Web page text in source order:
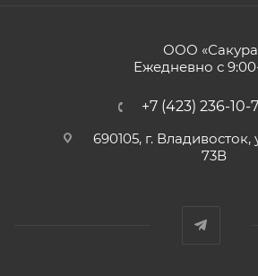
ООО
Ежедневно с
+7 (423) 236-10-
690105, г. Владивосток,
73В